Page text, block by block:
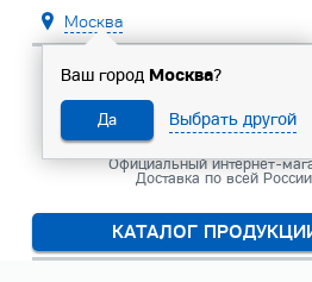
Москва
Ваш город Москва?
Да Выбрать другой
Официальный интернет-
Доставка по всей России
КАТАЛОГ